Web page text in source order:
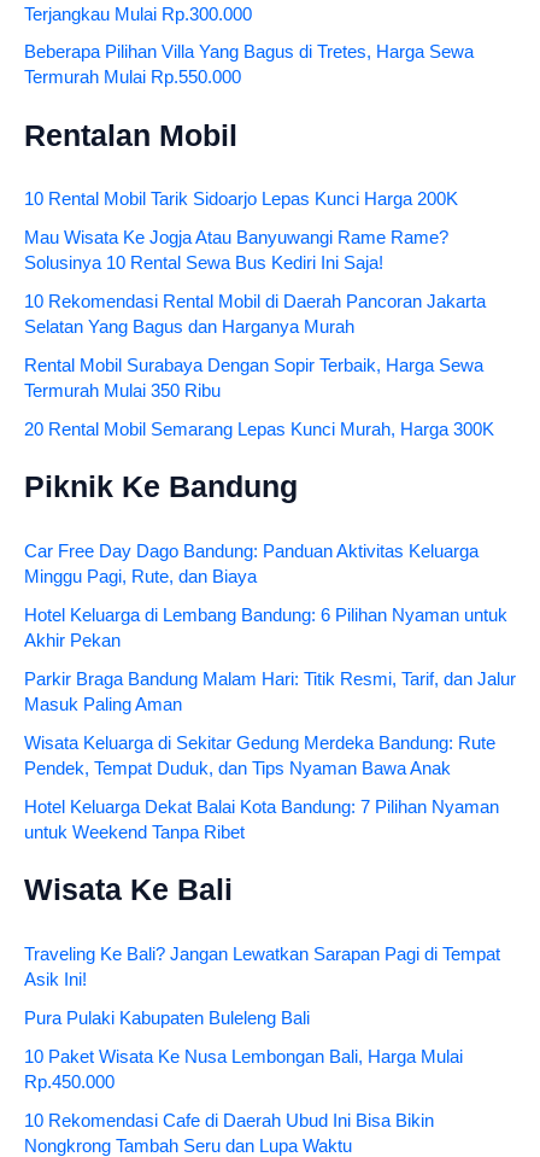
Terjangkau Mulai Rp.300.000
Beberapa Pilihan Villa Yang Bagus di Tretes, Harga Sewa
Termurah Mulai Rp.550.000
Rentalan Mobil
10 Rental Mobil Tarik Sidoarjo Lepas Kunci Harga 200K
Mau Wisata Ke Jogja Atau Banyuwangi Rame Rame?
Solusinya 10 Rental Sewa Bus Kediri Ini Saja!
10 Rekomendasi Rental Mobil di Daerah Pancoran Jakarta
Selatan Yang Bagus dan Harganya Murah
Rental Mobil Surabaya Dengan Sopir Terbaik, Harga Sewa
Termurah Mulai 350 Ribu
20 Rental Mobil Semarang Lepas Kunci Murah, Harga 300K
Piknik Ke Bandung
Car Free Day Dago Bandung: Panduan Aktivitas Keluarga
Minggu Pagi, Rute, dan Biaya
Hotel Keluarga di Lembang Bandung: 6 Pilihan Nyaman untuk
Akhir Pekan
Parkir Braga Bandung Malam Hari: Titik Resmi, Tarif, dan Jalur
Masuk Paling Aman
Wisata Keluarga di Sekitar Gedung Merdeka Bandung: Rute
Pendek, Tempat Duduk, dan Tips Nyaman Bawa Anak
Hotel Keluarga Dekat Balai Kota Bandung: 7 Pilihan Nyaman
untuk Weekend Tanpa Ribet
Wisata Ke Bali
Traveling Ke Bali? Jangan Lewatkan Sarapan Pagi di Tempat
Asik Ini!
Pura Pulaki Kabupaten Buleleng Bali
10 Paket Wisata Ke Nusa Lembongan Bali, Harga Mulai
Rp.450.000
10 Rekomendasi Cafe di Daerah Ubud Ini Bisa Bikin
Nongkrong Tambah Seru dan Lupa Waktu